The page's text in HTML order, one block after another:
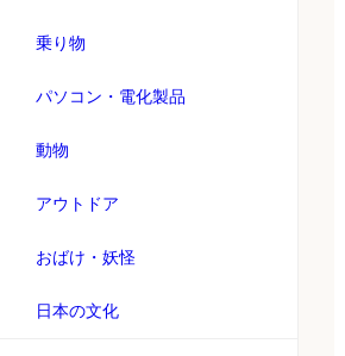
乗り物
パソコン・電化製品
動物
アウトドア
おばけ・妖怪
日本の文化